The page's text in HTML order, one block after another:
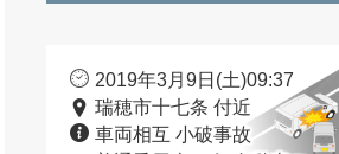
2019年3月9日(土)09:37
瑞穂市十七条 付近
車両相互 小破事故